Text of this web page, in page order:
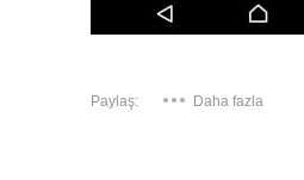
Paylaş: Daha fazla